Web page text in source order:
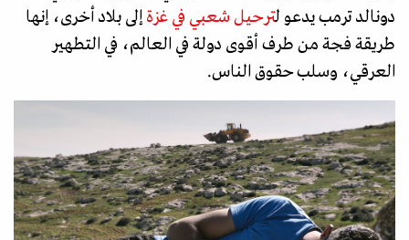
دونالد ترمب يدعو لترحيل شعبي في غزة إلى بلاد أخرى، إنها
طريقة فجة من طرف أقوى دولة في العالم، في التطهير
العرقي، وسلب حقوق الناس.